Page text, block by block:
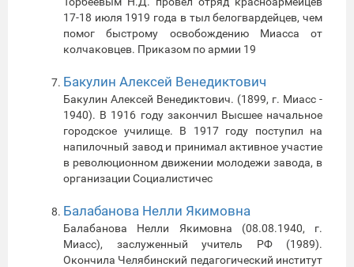
17-18 июля 1919 года в тыл белогвардейцев, чем
помог быстрому освобождению Миасса от
колчаковцев. Приказом по армии 19
Бакулин Алексей Венедиктович
Бакулин Алексей Венедиктович. (1899, г. Миасс -
1940). В 1916 году закончил Высшее начальное
городское училище. В 1917 году поступил на
напилочный завод и принимал активное участие
в революционном движении молодежи завода, в
организации Социалистичес
Балабанова Нелли Якимовна
Балабанова Нелли Якимовна (08.08.1940, г.
Миасс), заслуженный учитель РФ (1989).
Окончила Челябинский педагогический институт